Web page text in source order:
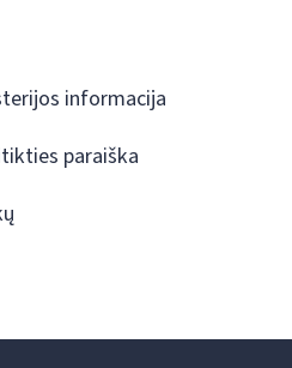
informacija
paraiška